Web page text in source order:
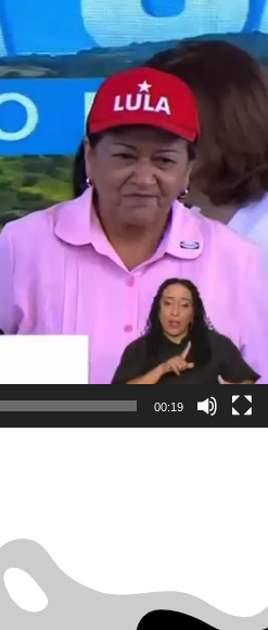
00:19